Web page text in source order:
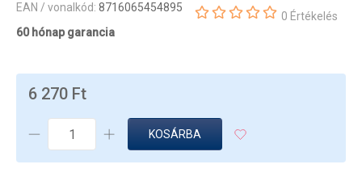
EAN / vonalkód: 8716065454895
60 hónap garancia
0 Értékelés
6 270 Ft
KOSÁRBA